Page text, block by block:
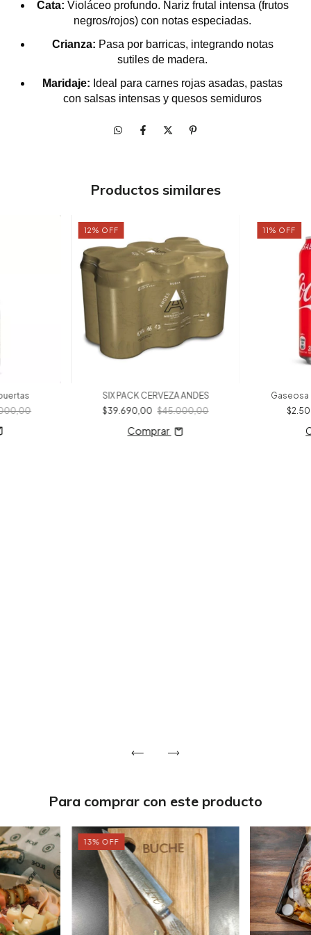
Cata: Violáceo profundo. Nariz frutal intensa (frutos
negros/rojos) con notas especiadas.
Crianza: Pasa por barricas, integrando notas
sutiles de madera.
Maridaje: Ideal para carnes rojas asadas, pastas
con salsas intensas y quesos semiduros
Productos similares
12% OFF
SIX PACK CERVEZA ANDES
$39.690,00 $45.000,00
Comprar
11% OFF
Gaseosa
Para comprar con este producto
13% OFF